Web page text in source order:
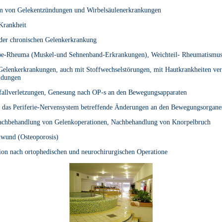
von Gelekentzündungen und Wirbelsäulenerkrankungen
chronischen Gelenkerkrankung
Rheuma (Muskel-und Sehnenband-Erkrankungen), Weichteil- Rheumatismus
auch mit Stoffwechselstörungen, mit Hautkrankheiten
Genesung nach OP-s an den Bewegungsapparaten
Periferie-Nervensystem betreffende Änderungen an den
von Gelenkoperationen, Nachbehandlung von Knorpelbruch
(Osteoporosis)
nach ortophedischen und neurochirurgischen Operatione